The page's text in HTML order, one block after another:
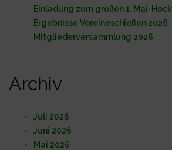
Einladung zum großen 1. Mai-Hock
Ergebnisse Vereineschießen 2026
Mitgliederversammlung 2026
Archiv
Juli 2026
Juni 2026
Mai 2026